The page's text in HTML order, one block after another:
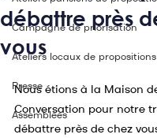
Campagne de priorisation
Ateliers locaux de propositions
Presse
Assemblées
débattre près
vous
Nous étions à la Maison
Conversation pour notre
débattre près de chez